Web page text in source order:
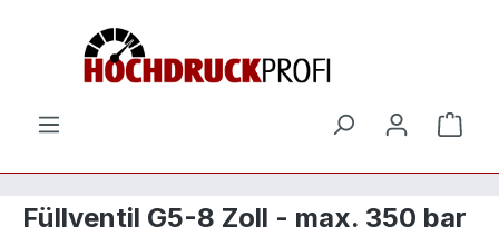
Zum Hauptinhalt springen
Füllventil G5-8 Zoll - max. 350 bar